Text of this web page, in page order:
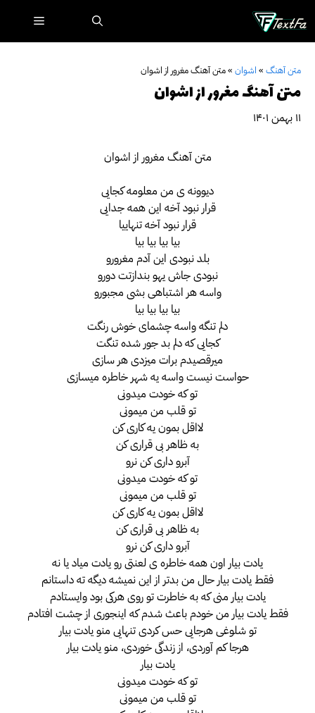
محتوا
فهرست
متن آهنگ » اشوان »متن آهنگ مغرور از اشوان
متن آهنگ مغرور از اشوان
۱۱ بهمن ۱۴۰۱
متن آهنگ مغرور از اشوان
دیوونه ی من معلومه کجایی
قرار نبود آخه این همه جدایی
قرار نبود آخه تنهاییا
بیا بیا بیا بیا
بلد نبودی این آدم مغرورو
نبودی جاش یهو بندازتت دورو
واسه هر اشتباهی بشی مجبورو
بیا بیا بیا بیا
دلم تنگه واسه چشمای خوش رنگت
کجایی که دلم بد جور شده تنگت
میرقصیدم برات میزدی هر سازی
حواست نیست واسه یه شهر خاطره میسازی
تو که خودت میدونی
تو قلب من میمونی
لااقل بمون یه کاری کن
به ظاهر بی قراری کن
آبرو داری کن نرو
تو که خودت میدونی
تو قلب من میمونی
لااقل بمون یه کاری کن
به ظاهر بی قراری کن
آبرو داری کن نرو
یادت بیار اون همه خاطره ی لعنتی رو یادت میاد یا نه
فقط یادت بیار حال من بدتر از این نمیشه دیگه ته داستانم
یادت بیار منی که به خاطرت تو روی هرکی بود وایستادم
فقط یادت بیار من خودم باعث شدم که اینجوری از چشت افتادم
تو شلوغی هرجایی حس کردی تنهایی منو یادت بیار
هرجا کم آوردی، از زندگی خوردی، منو یادت بیار
یادت بیار
تو که خودت میدونی
تو قلب من میمونی